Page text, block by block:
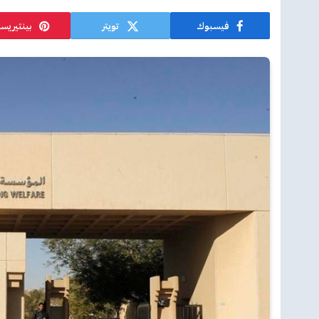
فيسبوك تويتر